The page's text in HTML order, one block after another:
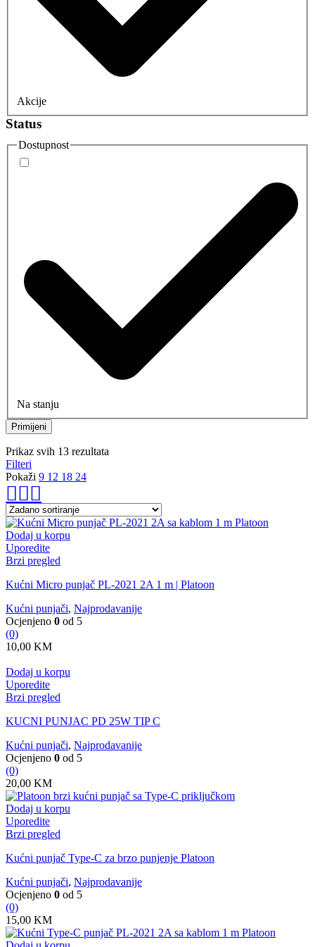
Akcije
Status
Dostupnost
Na stanju
Primijeni
Prikaz svih 13 rezultata
Filteri
Pokaži 9 12 18 24
Dodaj u korpu
Uporedite
Brzi pregled
Kućni Micro punjač PL-2021 2A 1 m | Platoon
Kućni punjači, Najprodavanije
Ocjenjeno 0 od 5
(0)
10,00 KM
Dodaj u korpu
Uporedite
Brzi pregled
KUCNI PUNJAC PD 25W TIP C
Kućni punjači, Najprodavanije
Ocjenjeno 0 od 5
(0)
20,00 KM
Dodaj u korpu
Uporedite
Brzi pregled
Kućni punjač Type-C za brzo punjenje Platoon
Kućni punjači, Najprodavanije
Ocjenjeno 0 od 5
(0)
15,00 KM